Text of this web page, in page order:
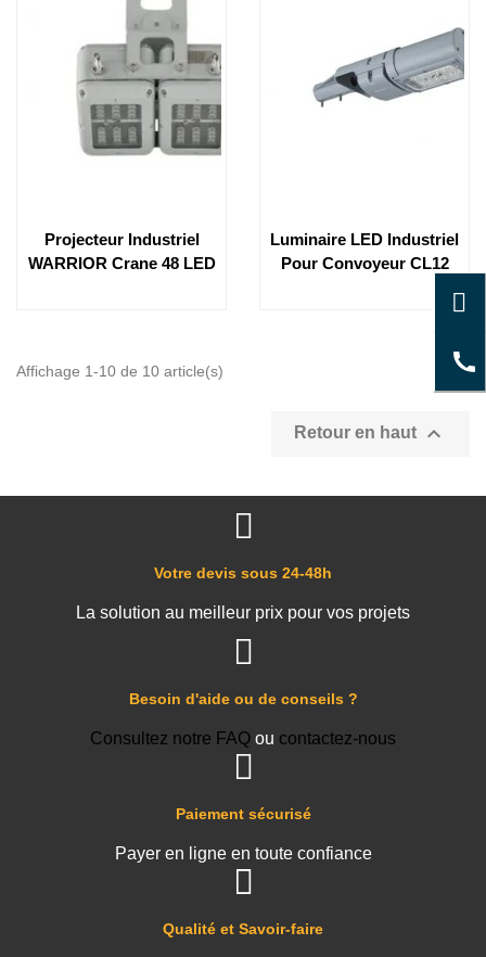
Projecteur Industriel
WARRIOR Crane 48 LED
Luminaire LED Industriel
Pour Convoyeur CL12
Affichage 1-10 de 10 article(s)
Retour en haut 
Qualité et Savoir-faire
Paiement sécurisé
Payer en ligne en toute confiance
Besoin d'aide ou de conseils ?
Consultez notre FAQ ou contactez-nous
Votre devis sous 24-48h
La solution au meilleur prix pour vos projets